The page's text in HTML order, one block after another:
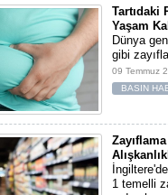
Tartıdaki
Yaşam
Dünya
gibi
09 Temmuz
BASIN
1 temelli